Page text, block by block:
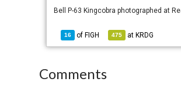
Bell P-63 Kingcobra photographed at
16 of FIGH 475 at KRDG
Comments